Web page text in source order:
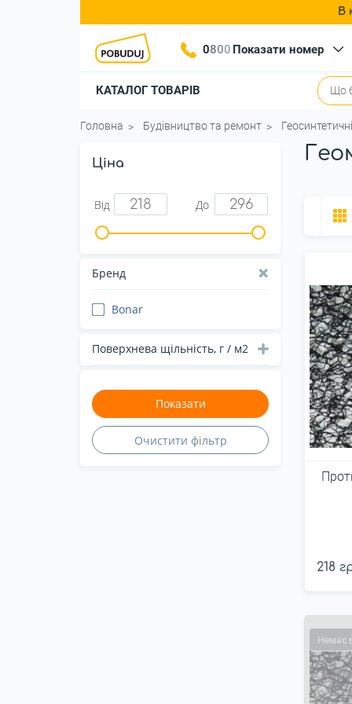
В
0800 Показати номер
КАТАЛОГ ТОВАРІВ
Головна Будівництво та ремонт
Ціна
Від До
Бренд
Bonar
Поверхнева щільність, г / м2
218
Немає